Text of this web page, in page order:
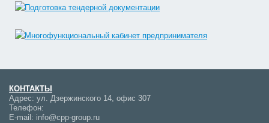
КОНТАКТЫ
Адрес: ул. Дзержинского 14, офис 307
Телефон:
E-mail: info@cpp-group.ru